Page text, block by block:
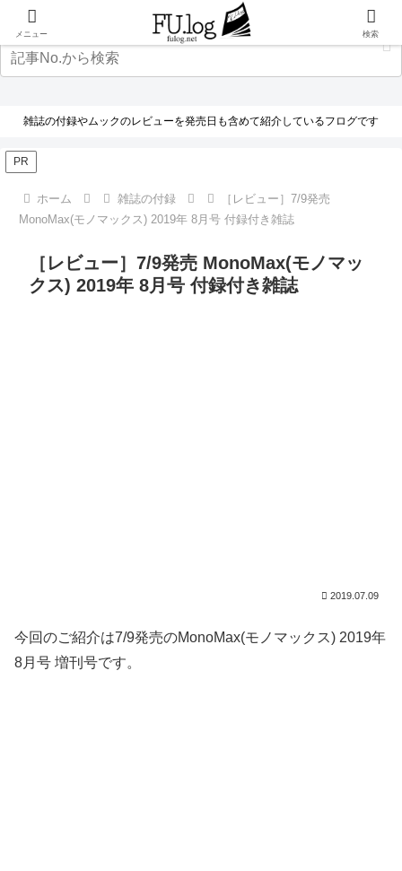
雑誌の付録やムックのレビューを発売日も含めて紹介しているフログです
PR
ホーム 雑誌の付録
［レビュー］7/9発売
MonoMax(モノマックス) 2019年 8月号 付録付き雑誌
［レビュー］7/9発売 MonoMax(モノマッ
クス) 2019年 8月号 付録付き雑誌
2019.07.09
今回のご紹介は7/9発売のMonoMax(モノマックス) 2019年
8月号 増刊号です。
メニュー 検索